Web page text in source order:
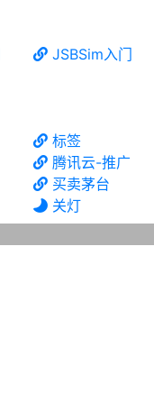
JSBSim入门
标签
腾讯云-推广
买卖茅台
关灯